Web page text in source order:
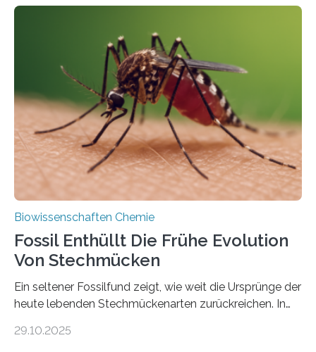
Grünalgen, die vor Hunderten von Millionen Jahren
lebten. Unter den Vorfahren sticht eine Gruppe heraus,
die noch heute in der Natur vorkommt: die
Süßwasseralge Coleochaetophyceae. Einige Arten
dieser Gruppe bilden aus Zellfäden dichte Geflechte
mit scheibenförmiger Gestalt. Was auffällig ist: Die
nächsten…
Biowissenschaften Chemie
Fossil Enthüllt Die Frühe Evolution
Von Stechmücken
Ein seltener Fossilfund zeigt, wie weit die Ursprünge der
heute lebenden Stechmückenarten zurückreichen. In
Forschende die bisher älteste bekannte Stechmücken-
29.10.2025